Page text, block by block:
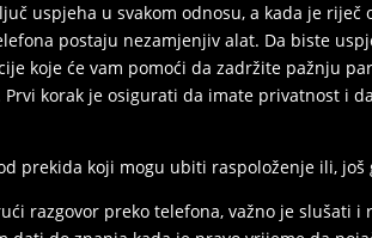
uspjeha u svakom odnosu, a kada je
postaju nezamjenjiv alat. Da biste
koje će vam pomoći da zadržite pažnju
korak je osigurati da imate privatnost i
prekida koji mogu ubiti raspoloženje ili, još
razgovor preko telefona, važno je slušati